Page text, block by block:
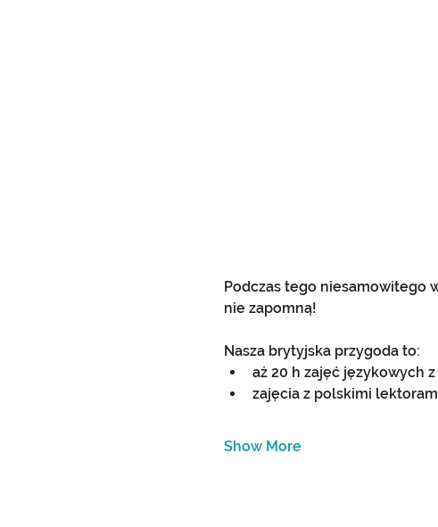
Podczas tego niesamowitego
nie zapomną!
Nasza brytyjska przygoda to:
aż 20 h zajęć językowych
zajęcia z polskimi
Show More